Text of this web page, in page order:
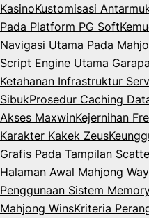
KasinoKustomisasi
Pada Platform PG Soft
Navigasi Utama Pada
Script Engine Utama
Ketahanan Infrastruktur
SibukProsedur Caching
Akses MaxwinKejernihan
Karakter Kakek Zeus
Grafis Pada Tampilan
Halaman Awal Mahjong
Penggunaan Sistem
Mahjong WinsKriteria